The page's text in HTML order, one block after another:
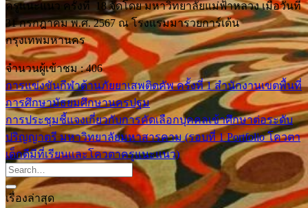
ครูแนะแนว ครั้งที่ 18 จัดโดย มหาวิทยาลัยแม่ฟ้าหลวง เมื่อวันที่
31 กรกฎาคม พ.ศ. 2567 ณ โรงแรมมารวยการ์เด้น
กรุงเทพมหานคร
จำนวนผู้เข้าชม :406
การแข่งขันกีฬาต้านภัยยาเสพติดคัพ ครั้งที่ 1 สำนักงานเขตพื้นที่
การศึกษามัธยมศึกษานครปฐม
การประชุมชี้แจงเกี่ยวกับการคัดเลือกบุคคลเข้าศึกษาต่อระดับ
ปริญญาตรี มหาวิทยาลัยมหาสารคาม (รอบที่ 1 Portfolio โควตา
เด็กดีมีที่เรียนและโควตาครูแนะแนว)
เรื่องล่าสุด